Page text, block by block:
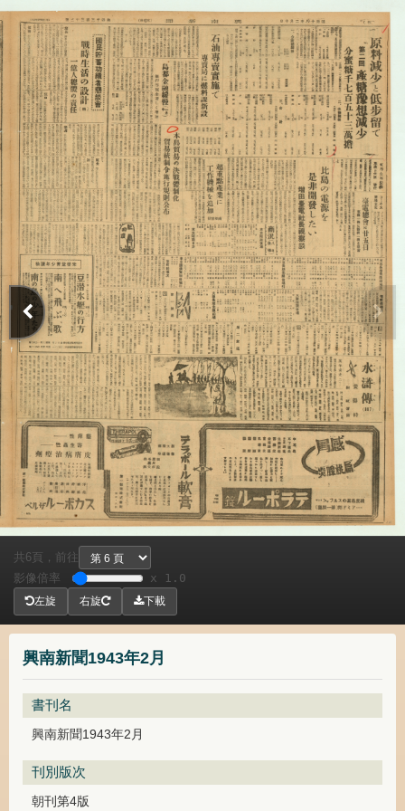
興南新聞1943年2月
書刊名
興南新聞1943年2月
刊別版次
朝刊第4版
共 6頁，
前往
影像倍率
x 1.0
左旋 右旋 下載